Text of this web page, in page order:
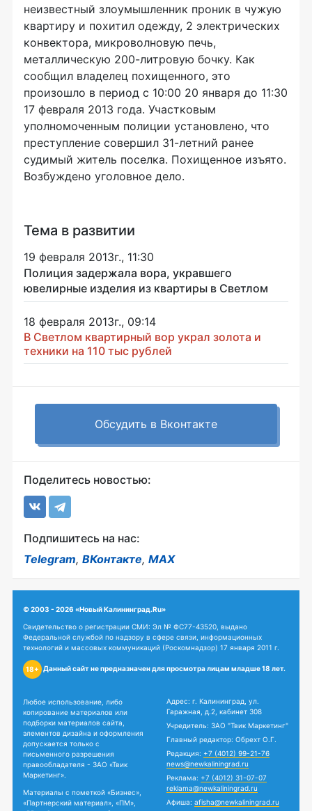
неизвестный злоумышленник проник в чужую
квартиру и похитил одежду, 2 электрических
конвектора, микроволновую печь,
металлическую 200-литровую бочку. Как
сообщил владелец похищенного, это
произошло в период с 10:00 20 января до 11:30
17 февраля 2013 года. Участковым
уполномоченным полиции установлено, что
преступление совершил 31-летний ранее
судимый житель поселка. Похищенное изъято.
Возбуждено уголовное дело.
Тема в развитии
19 февраля 2013г., 11:30
Полиция задержала вора, укравшего
ювелирные изделия из квартиры в Светлом
18 февраля 2013г., 09:14
В Светлом квартирный вор украл золота и
техники на 110 тыс рублей
Обсудить в Вконтакте
Поделитесь новостью:
Подпишитесь на нас:
Telegram, ВКонтакте, MAX
© 2003 - 2026 «Новый Калининград.Ru»
Свидетельство о регистрации СМИ: Эл № ФС77-43520, выдано
Федеральной службой по надзору в сфере связи, информационных
технологий и массовых коммуникаций (Роскомнадзор) 17 января 2011 г.
18+ Данный сайт не предназначен для просмотра лицам младше 18 лет.
Любое использование, либо
копирование материалов или
подборки материалов сайта,
элементов дизайна и оформления
допускается только с
письменного разрешения
правообладателя - ЗАО «Твик
Маркетинг».
Материалы с пометкой «Бизнес»,
«Партнерский материал», «ПМ»,
Адрес: г. Калининград, ул.
Гаражная, д.2, кабинет 308
Учредитель: ЗАО "Твик Маркетинг"
Главный редактор: Обрехт О.Г.
Редакция: +7 (4012) 99-21-76
news@newkaliningrad.ru
Реклама: +7 (4012) 31-07-07
reklama@newkaliningrad.ru
Афиша: afisha@newkaliningrad.ru